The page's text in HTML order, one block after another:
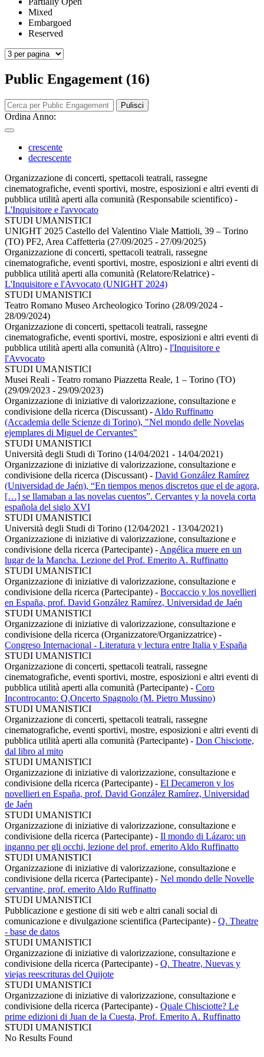
Mixed
Embargoed
Reserved
Public Engagement (16)
Pulisci
Ordina Anno:
crescente
decrescente
Organizzazione di concerti, spettacoli teatrali, rassegne
cinematografiche, eventi sportivi, mostre, esposizioni e altri eventi di
pubblica utilità aperti alla comunità (Responsabile scientifico) -
L'Inquisitore e l'avvocato
STUDI UMANISTICI
UNIGHT 2025 Castello del Valentino Viale Mattioli, 39 – Torino
(TO) PF2, Area Caffetteria (27/09/2025 - 27/09/2025)
Organizzazione di concerti, spettacoli teatrali, rassegne
cinematografiche, eventi sportivi, mostre, esposizioni e altri eventi di
pubblica utilità aperti alla comunità (Relatore/Relatrice) -
L'Inquisitore e l'Avvocato (UNIGHT 2024)
STUDI UMANISTICI
Teatro Romano Museo Archeologico Torino (28/09/2024 -
28/09/2024)
Organizzazione di concerti, spettacoli teatrali, rassegne
cinematografiche, eventi sportivi, mostre, esposizioni e altri eventi di
pubblica utilità aperti alla comunità (Altro) - l'Inquisitore e
l'Avvocato
STUDI UMANISTICI
Musei Reali - Teatro romano Piazzetta Reale, 1 – Torino (TO)
(29/09/2023 - 29/09/2023)
Organizzazione di iniziative di valorizzazione, consultazione e
condivisione della ricerca (Discussant) - Aldo Ruffinatto
(Accademia delle Scienze di Torino), "Nel mondo delle Novelas
ejemplares di Miguel de Cervantes"
STUDI UMANISTICI
Università degli Studi di Torino (14/04/2021 - 14/04/2021)
Organizzazione di iniziative di valorizzazione, consultazione e
condivisione della ricerca (Discussant) - David González Ramírez
(Universidad de Jaén), “En tiempos menos discretos que el de agora,
[…] se llamaban a las novelas cuentos”. Cervantes y la novela corta
española del siglo XVI
STUDI UMANISTICI
Università degli Studi di Torino (12/04/2021 - 13/04/2021)
Organizzazione di iniziative di valorizzazione, consultazione e
condivisione della ricerca (Partecipante) - Angélica muere en un
lugar de la Mancha. Lezione del Prof. Emerito A. Ruffinatto
STUDI UMANISTICI
Organizzazione di iniziative di valorizzazione, consultazione e
condivisione della ricerca (Partecipante) - Boccaccio y los novellieri
en España, prof. David González Ramírez, Universidad de Jaén
STUDI UMANISTICI
Organizzazione di iniziative di valorizzazione, consultazione e
condivisione della ricerca (Organizzatore/Organizzatrice) -
Congreso Internacional - Literatura y lectura entre Italia y España
STUDI UMANISTICI
Organizzazione di concerti, spettacoli teatrali, rassegne
cinematografiche, eventi sportivi, mostre, esposizioni e altri eventi di
pubblica utilità aperti alla comunità (Partecipante) - Coro
Incontrocanto: Q.Oncerto Spagnolo (M. Pietro Mussino)
STUDI UMANISTICI
Organizzazione di concerti, spettacoli teatrali, rassegne
cinematografiche, eventi sportivi, mostre, esposizioni e altri eventi di
pubblica utilità aperti alla comunità (Partecipante) - Don Chisciotte,
dal libro al mito
STUDI UMANISTICI
Organizzazione di iniziative di valorizzazione, consultazione e
condivisione della ricerca (Partecipante) - El Decameron y los
novellieri en España, prof. David González Ramírez, Universidad
de Jaén
STUDI UMANISTICI
Organizzazione di iniziative di valorizzazione, consultazione e
condivisione della ricerca (Partecipante) - Il mondo di Lázaro: un
inganno per gli occhi, lezione del prof. emerito Aldo Ruffinatto
STUDI UMANISTICI
Organizzazione di iniziative di valorizzazione, consultazione e
condivisione della ricerca (Partecipante) - Nel mondo delle Novelle
cervantine, prof. emerito Aldo Ruffinatto
STUDI UMANISTICI
Pubblicazione e gestione di siti web e altri canali social di
comunicazione e divulgazione scientifica (Partecipante) - Q. Theatre
- base de datos
STUDI UMANISTICI
Organizzazione di iniziative di valorizzazione, consultazione e
condivisione della ricerca (Partecipante) - Q. Theatre, Nuevas y
viejas reescrituras del Quijote
STUDI UMANISTICI
Organizzazione di iniziative di valorizzazione, consultazione e
condivisione della ricerca (Partecipante) - Quale Chisciotte? Le
prime edizioni di Juan de la Cuesta, Prof. Emerito A. Ruffinatto
STUDI UMANISTICI
No Results Found